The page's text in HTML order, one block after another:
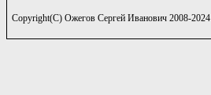
Copyright(C) Ожегов Сергей Иванович 2008-2024